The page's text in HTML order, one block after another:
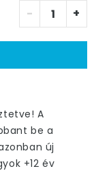
- +
A
be a
új
+12 év